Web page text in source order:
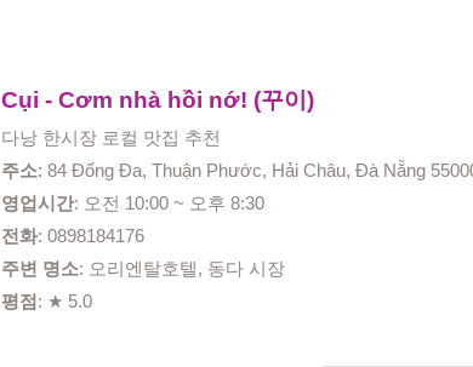
Cụi - Cơm nhà hồi nớ! (꾸이)
다낭 한시장 로컬 맛집 추천
주소: 84 Đống Đa, Thuận Phước, Hải Châu, Đà Nẵng
영업시간: 오전 10:00 ~ 오후 8:30
전화: 0898184176
주변 명소: 오리엔탈호텔, 동다 시장
평점 : ★ 5.0